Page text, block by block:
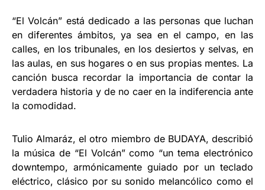
“El Volcán” está dedicado a las personas que luchan
en diferentes ámbitos, ya sea en el campo, en las
calles, en los tribunales, en los desiertos y selvas, en
las aulas, en sus hogares o en sus propias mentes. La
canción busca recordar la importancia de contar la
verdadera historia y de no caer en la indiferencia ante
la comodidad.
Tulio Almaráz, el otro miembro de BUDAYA, describió
la música de “El Volcán” como “un tema electrónico
downtempo, armónicamente guiado por un teclado
eléctrico, clásico por su sonido melancólico como el